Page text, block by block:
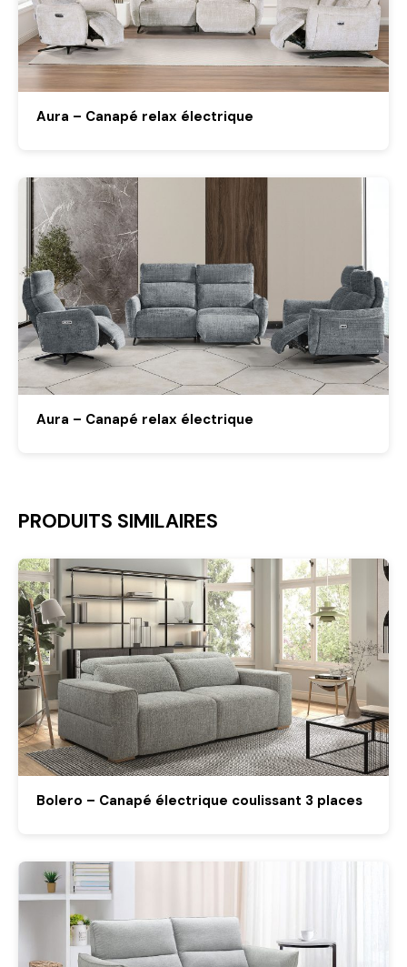
Aura – Canapé relax électrique
Aura – Canapé relax électrique
PRODUITS SIMILAIRES
Bolero – Canapé électrique coulissant 3 places